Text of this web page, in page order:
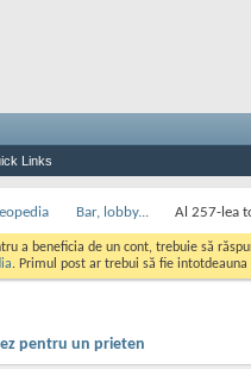
Links
Bar, lobby... Al 257-lea
a beneficia de un cont, trebuie să
. Primul post ar trebui să fie intotdeauna
pentru un prieten